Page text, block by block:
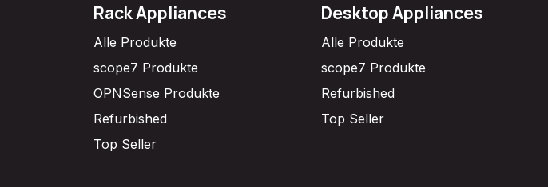
Rack Appliances
Alle Produkte
scope7 Produkte
OPNSense Produkte
Refurbished
Top Seller
Desktop Appliances
Alle Produkte
scope7 Produkte
Refurbished
Top Seller